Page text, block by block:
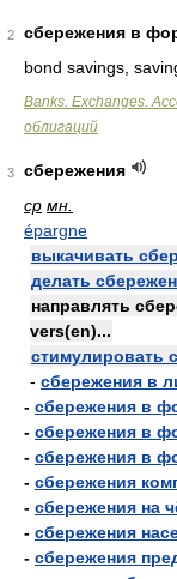
2
сбережения в
bond savings,
Banks. Exchanges.
облигаций
3
сбережения
ср мн.
épargne
выкачивать
делать
направлять
vers(en)...
стимулировать
- сбережения в
- сбережения в
- сбережения в
- сбережения в
- сбережения
- сбережения на
- сбережения
- сбережения